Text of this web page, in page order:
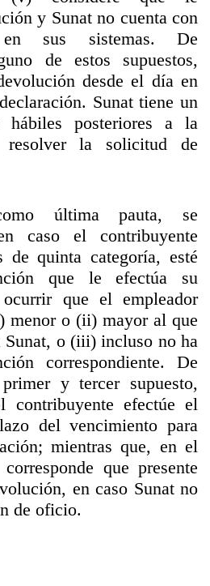
y Sunat no cuenta con
sus sistemas. De
de estos supuestos,
desde el día en
Sunat tiene un
posteriores a la
resolver la solicitud de
última pauta, se
caso el contribuyente
de quinta categoría, esté
que le efectúa su
ocurrir que el empleador
menor o (ii) mayor al que
Sunat, o (iii) incluso no ha
correspondiente. De
y tercer supuesto,
contribuyente efectúe el
del vencimiento para
mientras que, en el
que presente
en caso Sunat no
de oficio.